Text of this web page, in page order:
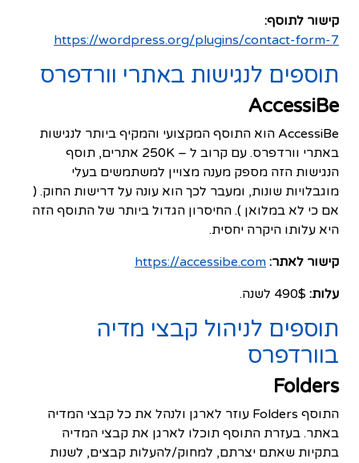
קישור לתוסף:
https://wordpress.org/plugins/contact-form-7
תוספים לנגישות באתרי וורדפרס
AccessiBe
AccessiBe הוא התוסף המקצועי והמקיף ביותר לנגישות
באתרי וורדפרס. עם קרוב ל – 250K אתרים, תוסף
הנגישות הזה מספק מענה מצויין למשתמשים בעלי
מוגבלויות שונות, ומעבר לכך הוא עונה על דרישות החוק. (
אם כי לא במלואן ). החיסרון הגדול ביותר של התוסף הזה
היא עלותו היקרה יחסית.
קישור לאתר: https://accessibe.com
עלות:
תוספים לניהול קבצי מדיה
בוורדפרס
Folders
התוסף Folders עוזר לארגן ולנהל את כל קבצי המדיה
באתר. בעזרת התוסף תוכלו לארגן את קבצי המדיה
בתקיות שאתם יצרתם, למחוק/להעלות קבצים, לשנות